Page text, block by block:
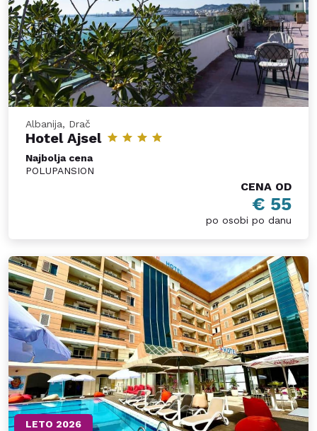
Albanija, Drač
Hotel Ajsel
Najbolja cena
POLUPANSION
CENA OD
€ 55
po osobi po danu
LETO 2026